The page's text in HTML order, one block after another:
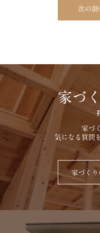
次の制
家づ
家づ
気になる質問
家づくり